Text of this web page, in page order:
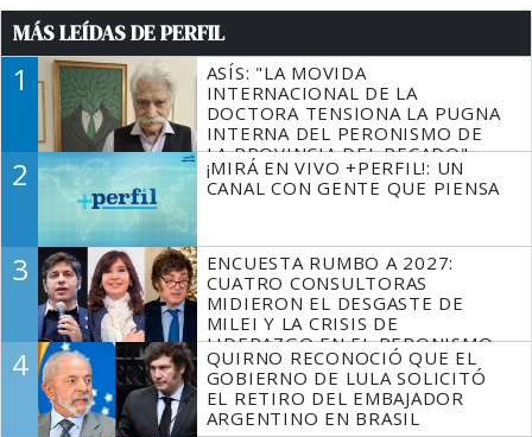
MÁS LEÍDAS DE PERFIL
1
ASÍS: "LA MOVIDA
INTERNACIONAL DE LA
DOCTORA TENSIONA LA PUGNA
INTERNA DEL PERONISMO DE
LA PROVINCIA DEL PECADO"
2
¡MIRÁ EN VIVO +PERFIL!: UN
CANAL CON GENTE QUE PIENSA
3
ENCUESTA RUMBO A 2027:
CUATRO CONSULTORAS
MIDIERON EL DESGASTE DE
MILEI Y LA CRISIS DE
LIDERAZGO EN EL PERONISMO
4
QUIRNO RECONOCIÓ QUE EL
GOBIERNO DE LULA SOLICITÓ
EL RETIRO DEL EMBAJADOR
ARGENTINO EN BRASIL